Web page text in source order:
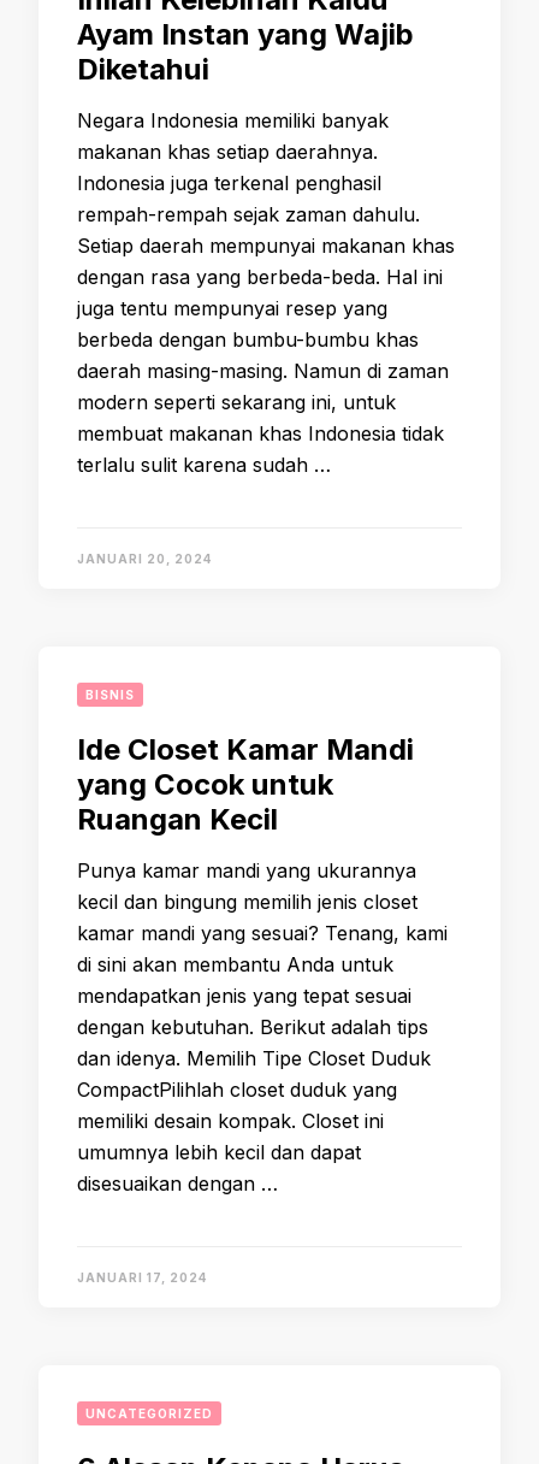
Ayam Instan yang Wajib
Diketahui
Negara Indonesia memiliki banyak
makanan khas setiap daerahnya.
Indonesia juga terkenal penghasil
rempah-rempah sejak zaman dahulu.
Setiap daerah mempunyai makanan khas
dengan rasa yang berbeda-beda. Hal ini
juga tentu mempunyai resep yang
berbeda dengan bumbu-bumbu khas
daerah masing-masing. Namun di zaman
modern seperti sekarang ini, untuk
membuat makanan khas Indonesia tidak
terlalu sulit karena sudah …
JANUARI 20, 2024
BISNIS
Ide Closet Kamar Mandi
yang Cocok untuk
Ruangan Kecil
Punya kamar mandi yang ukurannya
kecil dan bingung memilih jenis closet
kamar mandi yang sesuai? Tenang, kami
di sini akan membantu Anda untuk
mendapatkan jenis yang tepat sesuai
dengan kebutuhan. Berikut adalah tips
dan idenya. Memilih Tipe Closet Duduk
CompactPilihlah closet duduk yang
memiliki desain kompak. Closet ini
umumnya lebih kecil dan dapat
disesuaikan dengan …
JANUARI 17, 2024
UNCATEGORIZED